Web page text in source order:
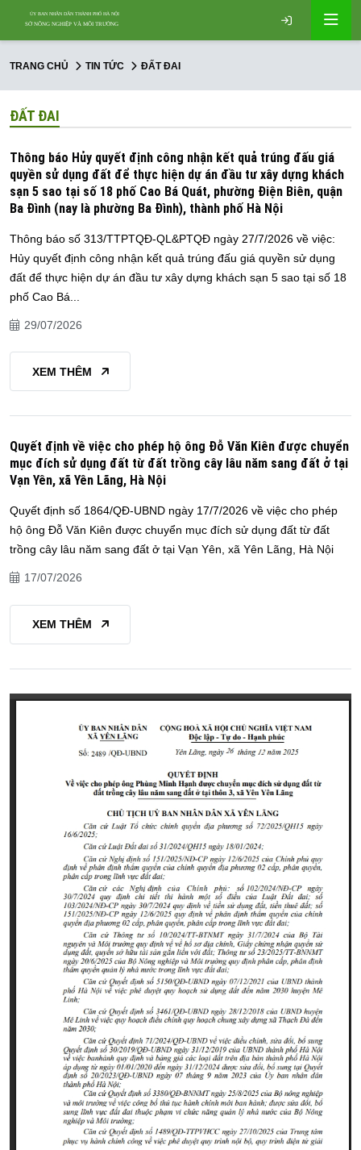
TRANG CHỦ TIN TỨC ĐẤT ĐAI
ĐẤT ĐAI
Thông báo Hủy quyết định công nhận kết quả trúng đấu giá
quyền sử dụng đất để thực hiện dự án đầu tư xây dựng khách
sạn 5 sao tại số 18 phố Cao Bá Quát, phường Điện Biên, quận
Ba Đình (nay là phường Ba Đình), thành phố Hà Nội
Thông báo số 313/TTPTQĐ-QL&PTQĐ ngày 27/7/2026 về việc:
Hủy quyết định công nhận kết quả trúng đấu giá quyền sử dụng
đất để thực hiện dự án đầu tư xây dựng khách sạn 5 sao tại số 18
phố Cao Bá...
29/07/2026
XEM THÊM
Quyết định về việc cho phép hộ ông Đỗ Văn Kiên được chuyển
mục đích sử dụng đất từ đất trồng cây lâu năm sang đất ở tại
Vạn Yên, xã Yên Lãng, Hà Nội
Quyết định số 1864/QĐ-UBND ngày 17/7/2026 về việc cho phép
hộ ông Đỗ Văn Kiên được chuyển mục đích sử dụng đất từ đất
trồng cây lâu năm sang đất ở tại Vạn Yên, xã Yên Lãng, Hà Nội
17/07/2026
XEM THÊM